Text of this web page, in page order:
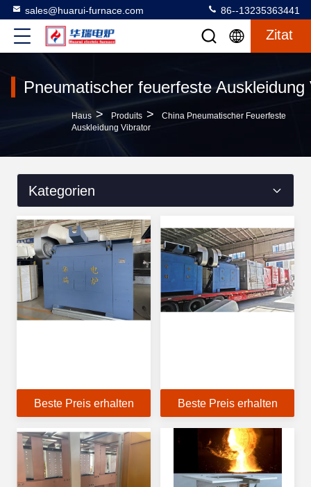
sales@huarui-furnace.com 86--13235363441
Zitat
Pneumatischer feuerfeste Auskleidung
Haus > Produits >
China Pneumatischer Feuerfeste
Auskleidung Vibrator
Kategorien
Beste Preis erhalten Beste Preis erhalten